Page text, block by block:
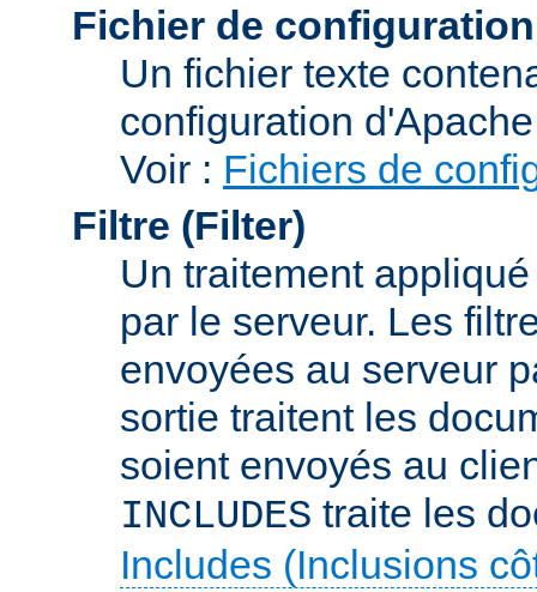
Fichier de
Un fichier texte
configuration
Voir : Fichiers de
Filtre (Filter)
Un traitement
par le serveur. Les
envoyées au serveur
sortie traitent les
soient envoyés au
INCLUDES traite les
Includes (Inclusions